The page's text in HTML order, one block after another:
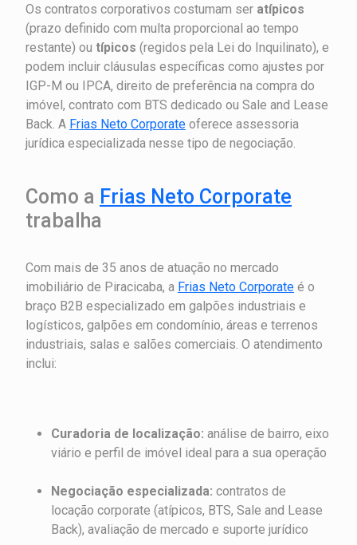
Os contratos corporativos costumam ser atípicos
(prazo definido com multa proporcional ao tempo
restante) ou típicos (regidos pela Lei do Inquilinato), e
podem incluir cláusulas específicas como ajustes por
IGP-M ou IPCA, direito de preferência na compra do
imóvel, contrato com BTS dedicado ou Sale and Lease
Back. A Frias Neto Corporate oferece assessoria
jurídica especializada nesse tipo de negociação.
Como a Frias Neto Corporate
trabalha
Com mais de 35 anos de atuação no mercado
imobiliário de Piracicaba, a Frias Neto Corporate é o
braço B2B especializado em galpões industriais e
logísticos, galpões em condomínio, áreas e terrenos
industriais, salas e salões comerciais. O atendimento
inclui:
Curadoria de localização: análise de bairro, eixo
viário e perfil de imóvel ideal para a sua operação
Negociação especializada: contratos de
locação corporate (atípicos, BTS, Sale and Lease
Back), avaliação de mercado e suporte jurídico